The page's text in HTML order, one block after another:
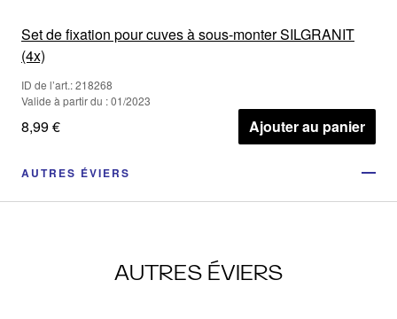
Set de fixation pour cuves à sous-monter SILGRANIT
(4x)
ID de l’art.: 218268
Valide à partir du : 01/2023
8,99 € Ajouter au panier
AUTRES ÉVIERS
AUTRES ÉVIERS